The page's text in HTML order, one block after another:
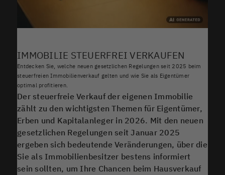
IMMOBILIE STEUERFREI VERKAUFEN
Entdecken Sie, welche neuen gesetzlichen Regelungen seit 2025 beim
steuerfreien Immobilienverkauf gelten und wie Sie als Eigentümer
optimal profitieren.
Der steuerfreie Verkauf der eigenen Immobilie
zählt zu den wichtigsten Themen für Eigentümer,
Erben und Kapitalanleger in 2026. Mit den neuen
gesetzlichen Regelungen seit Januar 2025
ergeben sich bedeutende Veränderungen, über die
Sie als Immobilienbesitzer bestens informiert
sein sollten, um Ihre Chancen beim Hausverkauf